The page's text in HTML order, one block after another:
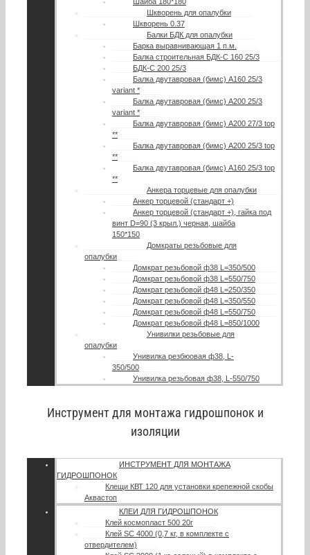
Шкворень для опалубки
Шкворень 0.37
Балки БДК для опалубки
Барка выравнивающая 1 п.м.
Балка строительная БДК-С 160 25/3
БДК-С 200 25/3
Балка двутавровая (бимс) А160 25/3
variant *
Балка двутавровая (бимс) А200 25/3
variant *
Балка двутавровая (бимс) А200 27/3 top
**
Балка двутавровая (бимс) A200 25/3 top
**
Балка двутавровая (бимс) A160 25/3 top
**
Анкера торцевые для опалубки
Анкер торцевой (стандарт +)
Анкер торцевой (стандарт +), гайка под
винт D=90 (3 крыл.) черная, шайба
150*150
Домкраты резьбовые для
опалубки
Домкрат резьбовой ф38 L=350/500
Домкрат резьбовой ф38 L=550/750
Домкрат резьбовой ф48 L=250/350
Домкрат резьбовой ф48 L=350/550
Домкрат резьбовой ф48 L=550/750
Домкрат резьбовой ф48 L=850/1000
Унивилки резьбовые для
опалубки
Унивилка резбюовая ф38, L-
350/500
Унивилка резьбовая ф38, L-550/750
Инструмент для монтажа гидрошпонок и
изоляции
ИНСТРУМЕНТ ДЛЯ МОНТАЖА
ГИДРОШПОНОК
Клещи КВТ 120 для установки крепежной скобы
Аквастоп
КЛЕИ ДЛЯ ГИДРОШПОНОК
Клей космопласт 500 20г
Клей SC 4000 (0,7 кг, в комплекте с
отвердителем)